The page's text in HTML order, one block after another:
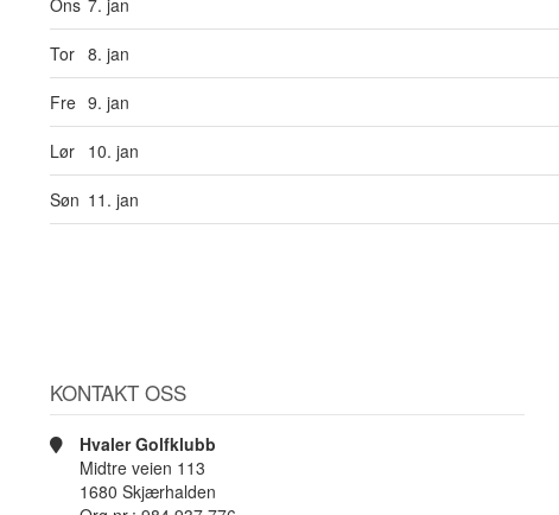
Ons 7. jan
Tor 8. jan
Fre 9. jan
Lør 10. jan
Søn 11. jan
KONTAKT OSS
Hvaler Golfklubb
Midtre veien 113
1680 Skjærhalden